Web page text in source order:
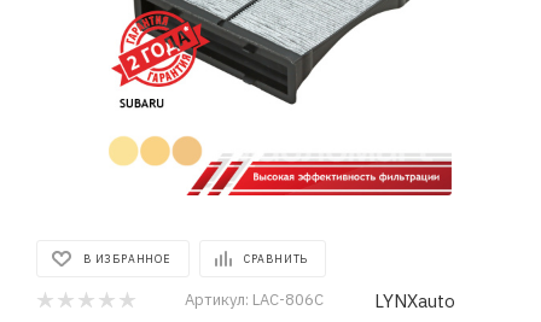
В ИЗБРАННОЕ СРАВНИТЬ
Артикул: LAC-806C LYNXauto